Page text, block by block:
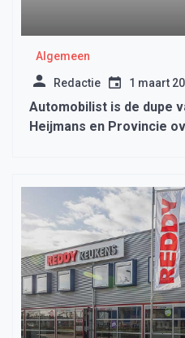
Algemeen
Redactie 1 maart
Automobilist is de dupe
Heijmans en Provincie